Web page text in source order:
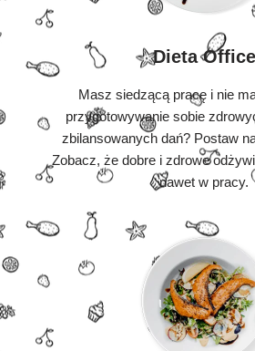
Dieta Office
Masz siedzącą pracę i nie
przygotowywanie sobie
zbilansowanych dań? Postaw
Zobacz, że dobre i zdrowe
nawet w pracy.